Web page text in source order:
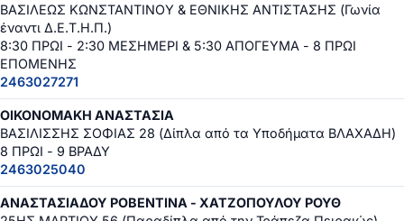
ΒΑΣΙΛΕΩΣ ΚΩΝΣΤΑΝΤΙΝΟΥ & ΕΘΝΙΚΗΣ ΑΝΤΙΣΤΑΣΗΣ (Γωνία
έναντι Δ.Ε.Τ.Η.Π.)
8:30 ΠΡΩΙ - 2:30 ΜΕΣΗΜΕΡΙ & 5:30 ΑΠΟΓΕΥΜΑ - 8 ΠΡΩΙ
ΕΠΟΜΕΝΗΣ
2463027271
ΟΙΚΟΝΟΜΑΚΗ ΑΝΑΣΤΑΣΙΑ
ΒΑΣΙΛΙΣΣΗΣ ΣΟΦΙΑΣ 28 (Δίπλα από τα Υποδήματα ΒΛΑΧΑΔΗ)
8 ΠΡΩΙ - 9 ΒΡΑΔΥ
2463025040
ΑΝΑΣΤΑΣΙΑΔΟΥ ΡΟΒΕΝΤΙΝΑ - ΧΑΤΖΟΠΟΥΛΟΥ ΡΟΥΘ